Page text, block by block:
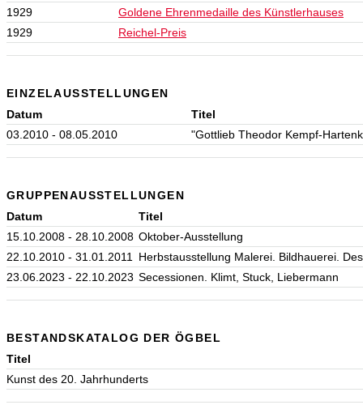
1929
Goldene Ehrenmedaille des Künstlerhauses
1929
Reichel-Preis
EINZELAUSSTELLUNGEN
Datum
Titel
03.2010 - 08.05.2010
"Gottlieb Theodor Kempf-
GRUPPENAUSSTELLUNGEN
Datum
Titel
15.10.2008 - 28.10.2008 Oktober-Ausstellung
22.10.2010 - 31.01.2011
Herbstausstellung Malerei. Bildhauerei.
23.06.2023 - 22.10.2023 Secessionen. Klimt, Stuck, Liebermann
BESTANDSKATALOG DER ÖGBEL
Titel
Kunst des 20. Jahrhunderts